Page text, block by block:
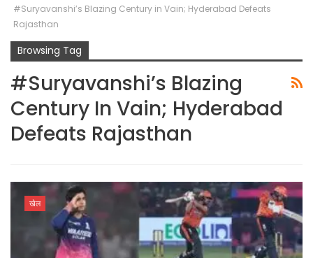
#Suryavanshi’s Blazing Century in Vain; Hyderabad Defeats
Rajasthan
Browsing Tag
#Suryavanshi’s Blazing
Century In Vain; Hyderabad
Defeats Rajasthan
खेल